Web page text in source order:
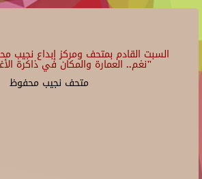
السبت القادم بمتحف ومركز إبداع نجيب
"نغم.. العمارة والمكان في ذاكرة
متحف نجيب محفوظ